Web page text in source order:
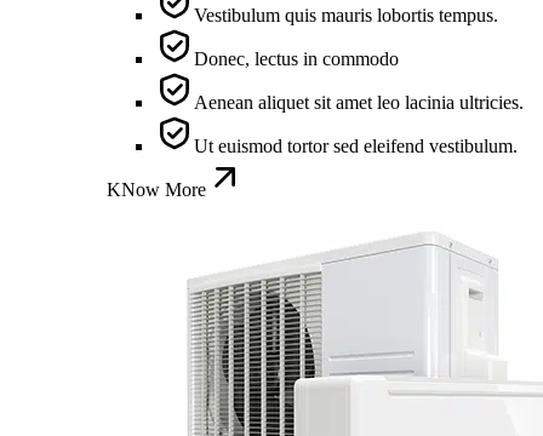
Vestibulum quis mauris lobortis tempus.
Donec, lectus in commodo
Aenean aliquet sit amet leo lacinia ultricies.
Ut euismod tortor sed eleifend vestibulum.
KNow More